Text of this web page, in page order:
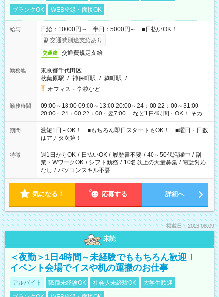
ブランクOK
WEB登録・面接OK
給与
日給：10000円～ 半日：5000円～ ■日払いOK！
交通費別途支給あり
交通費 交通費規定支給
勤務地
東京都千代田区
秋葉原駅 / 神保町駅 / 麹町駅 / …
オフィス・学校など
勤務時間
09:00～18:00 09:00～13:00 20:00～24：00 22：00～31:00
20:00～24：00 22：00～翌7:00 …など1日4時間～OK！ その他
シフトもございます！ お気軽にご相談ください！
期間
激短1日～OK！ ■もちろん即日スタートもOK！ ■曜日・日数
はアナタ次第！
特徴 週1日からOK / 日払いOK / 履歴書不要 / 40～50代活躍中 / 副
業・WワークOK / シフト勤務 / 10名以上の大量募集 / 電話対応
なし / パソコンスキル不要
気になる！ 応募する 詳細へ
掲載日：2026.08.09
未読
＜夜勤＞1日4時間～未経験でももちろん歓迎！
イベント会場でイスや机の運搬のお仕事
アルバイト 職種未経験OK 社会人未経験OK
大学生歓迎